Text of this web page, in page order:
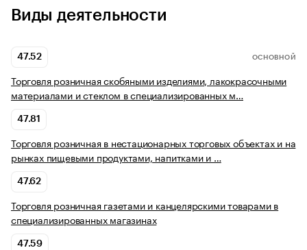
Виды деятельности
47.52 ОСНОВНОЙ
Торговля розничная скобяными изделиями, лакокрасочными
материалами и стеклом в специализированных м…
47.81
Торговля розничная в нестационарных торговых объектах и на
рынках пищевыми продуктами, напитками и …
47.62
Торговля розничная газетами и канцелярскими товарами в
специализированных магазинах
47.59